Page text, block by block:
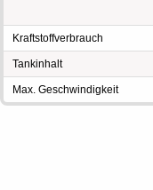
Kraftstoffverbrauch
Tankinhalt
Max. Geschwindigkeit